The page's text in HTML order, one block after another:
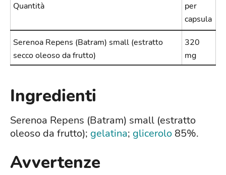
Quantità
per
capsula
Serenoa Repens (Batram) small (estratto
secco oleoso da frutto)
320
mg
Ingredienti
Serenoa Repens (Batram) small (estratto
oleoso da frutto); gelatina; glicerolo 85%.
Avvertenze